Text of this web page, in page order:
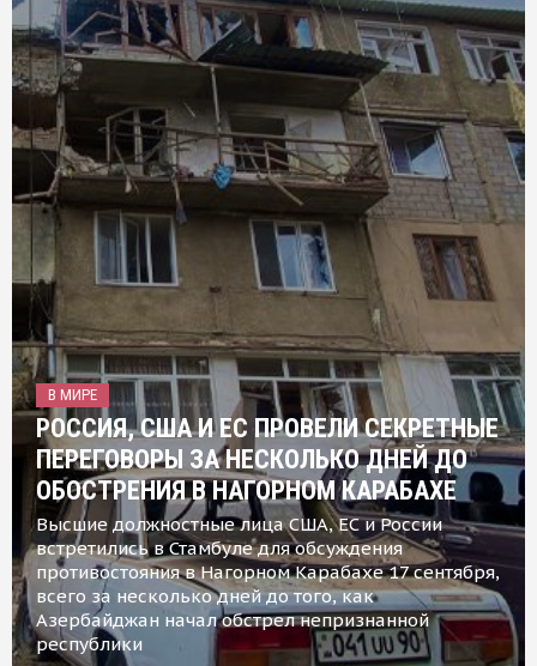
В МИРЕ
РОССИЯ, США И ЕС ПРОВЕЛИ СЕКРЕТНЫЕ
ПЕРЕГОВОРЫ ЗА НЕСКОЛЬКО ДНЕЙ ДО
ОБОСТРЕНИЯ В НАГОРНОМ КАРАБАХЕ
Высшие должностные лица США, ЕС и России
встретились в Стамбуле для обсуждения
противостояния в Нагорном Карабахе 17 сентября,
всего за несколько дней до того, как
Азербайджан начал обстрел непризнанной
республики